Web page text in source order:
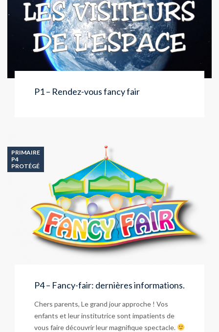
P1 – Rendez-vous fancy fair
PRIMAIRE
P4
PROTÉGÉ
P4 – Fancy-fair: dernières informations.
Chers parents, Le grand jour approche ! Vos
enfants et leur institutrice sont impatients de
vous faire découvrir leur magnifique spectacle.